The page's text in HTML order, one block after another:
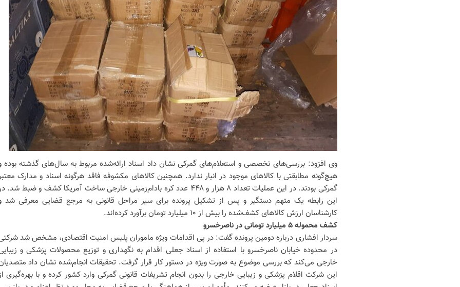
وی افزود: بررسی‌های تخصصی و استعلام‌های گمرکی نشان داد اسناد ارائه‌شده مربوط به سال‌های گذشته بوده
هیچ‌گونه مطابقتی با کالاهای موجود در انبار ندارد. همچنین کالاهای مکشوفه فاقد هرگونه اسناد و مدارک
گمرکی بودند. در این عملیات تعداد ۸ هزار و ۴۴۸ عدد کره بادام‌زمینی خارجی ساخت آمریکا کشف و ضبط شد.
این رابطه یک متهم دستگیر و پس از تشکیل پرونده برای سیر مراحل قانونی به مرجع قضایی معرفی شد
کارشناسان ارزش کالاهای کشف‌شده را بیش از ۱۰ میلیارد تومان برآورد کرده‌اند.
کشف محموله ۵ میلیارد تومانی در ناصرخسرو
سردار افشاری درباره دومین پرونده گفت: در پی اقدامات ویژه ماموران پلیس امنیت اقتصادی، مشخص شد
در محدوده خیابان ناصرخسرو با استفاده از اسناد جعلی اقدام به نگهداری و توزیع محصولات پزشکی و
خارجی می‌کند که بررسی موضوع به صورت ویژه در دستور کار قرار گرفت. تحقیقات انجام‌شده نشان داد
این شرکت اقلام پزشکی و زیبایی خارجی را بدون انجام تشریفات قانونی گمرکی وارد کشور کرده و با بهره‌گیری